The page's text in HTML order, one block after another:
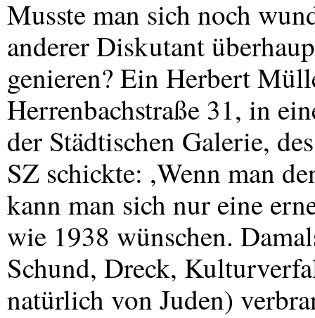
Musste man sich noch
anderer Diskutant
genieren? Ein Herbert
Herrenbachstraße 31, in
der Städtischen Galerie,
SZ schickte: ,Wenn man
kann man sich nur eine
wie 1938 wünschen.
Schund, Dreck,
natürlich von Juden)